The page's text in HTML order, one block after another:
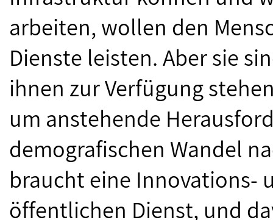
arbeiten, wollen den
Dienste leisten. Aber sie
ihnen zur Verfügung
um anstehende
demografischen Wandel
braucht eine Innovations-
öffentlichen Dienst, und